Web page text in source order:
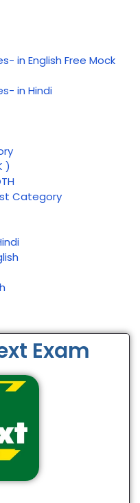
in English Free Mock
in Hindi
)
Category
Exam